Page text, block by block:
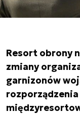
Resort obrony
zmiany
garnizonów